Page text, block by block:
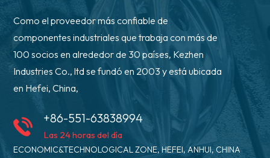
Como el proveedor más confiable de
componentes industriales que trabaja con más de
100 socios en alrededor de 30 países, Kezhen
Industries Co., ltd se fundó en 2003 y está ubicada
en Hefei, China,
+86-551-63838994
Las 24 horas del día
ECONOMIC&TECHNOLOGICAL ZONE, HEFEI, ANHUI, CHINA